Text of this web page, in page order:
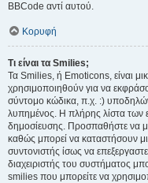
BBCode αντί αυτού.
Κορυφή
Τι είναι τα Smilies;
Τα Smilies, ή Emoticons, είναι
χρησιμοποιηθούν για να
σύντομο κώδικα, π.χ. :)
λυπημένος. Η πλήρης λίστα των
δημοσίευσης. Προσπαθήστε να
καθώς μπορεί να καταστήσουν
συντονιστής ίσως να
διαχειριστής του συστήματος
smilies που μπορείτε να